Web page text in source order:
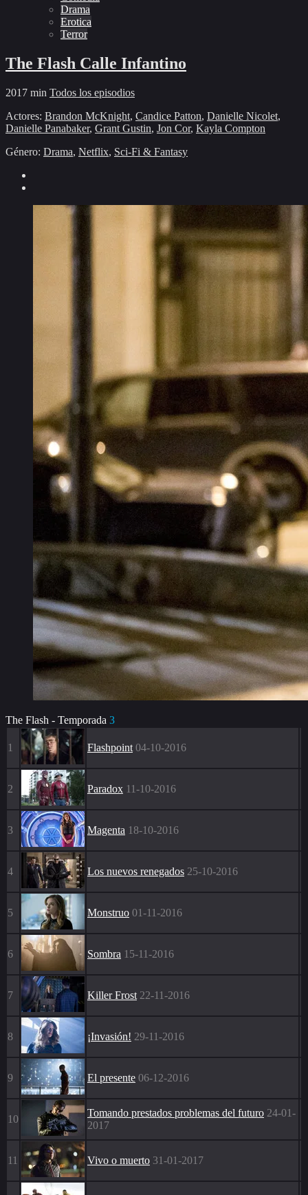
Drama
Erotica
Terror
The Flash Calle Infantino
2017 min Todos los episodios
Actores: Brandon McKnight, Candice Patton, Danielle Nicolet,
Danielle Panabaker, Grant Gustin, Jon Cor, Kayla Compton
Género: Drama, Netflix, Sci-Fi & Fantasy
The Flash - Temporada 3
1 Flashpoint 04-10-2016
2 Paradox 11-10-2016
3 Magenta 18-10-2016
4 Los nuevos renegados 25-10-2016
5 Monstruo 01-11-2016
6 Sombra 15-11-2016
7 Killer Frost 22-11-2016
8 ¡Invasión! 29-11-2016
9 El presente 06-12-2016
10
Tomando prestados problemas del futuro 24-01-
2017
11 Vivo o muerto 31-01-2017